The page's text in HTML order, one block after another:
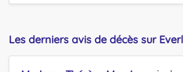
Les derniers avis de décès sur